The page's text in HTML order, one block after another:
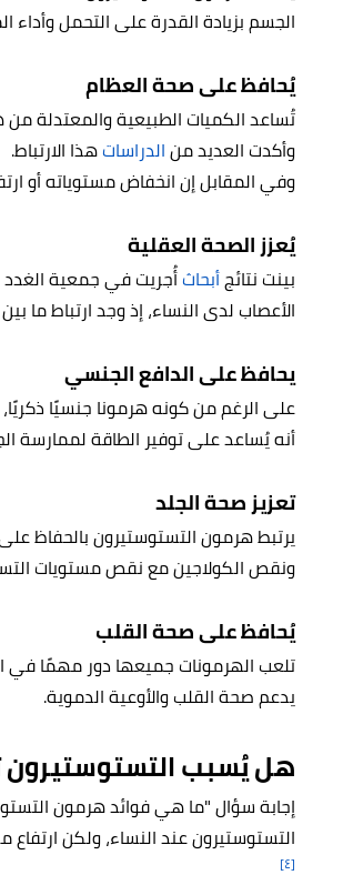
الجسم بزيادة القدرة على التحمل وأداء
يُحافظ على صحة العظام
تُساعد الكميات الطبيعية والمعتدلة
وأكدت العديد منالدراساتهذا الارتباط.
وفي المقابل إن انخفاض مستوياته أو
يُعزز الصحة العقلية
بينت نتائجأبحاث
الأعصاب لدى النساء، إذ وجد ارتباط ما
يحافظ على الدافع الجنسي
على الرغم من كونه هرمونا جنسيًا
أنه يُساعد على توفير الطاقة لممارسة
تعزيز صحة الجلد
يرتبط هرمون التستوستيرون بالحفاظ
ونقص الكولاجين مع نقص مستويات
يُحافظ على صحة القلب
تلعب الهرمونات جميعها دور مهمًا في
يدعم صحة القلب والأوعية الدموية.
هل يُسبب التستوستيرون
إجابة سؤال "ما هي فوائد هرمون
التستوستيرون عند النساء، ولكن
[٤]